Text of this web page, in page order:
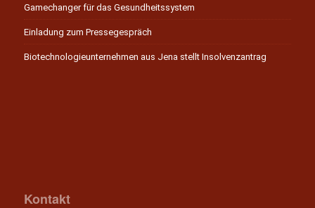
Gamechanger für das Gesundheitssystem
Einladung zum Pressegespräch
Biotechnologieunternehmen aus Jena stellt Insolvenzantrag
Kontakt